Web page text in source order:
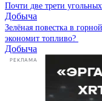
Почти две трети
Добыча
Зелёная повестка в
экономит топливо?
Добыча
РЕКЛАМА